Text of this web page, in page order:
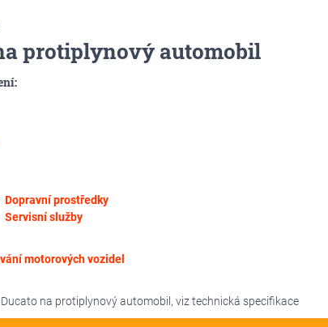
protiplynový automobil
Dopravní prostředky
Servisní služby
motorových vozidel
na protiplynový automobil, viz technická specifikace